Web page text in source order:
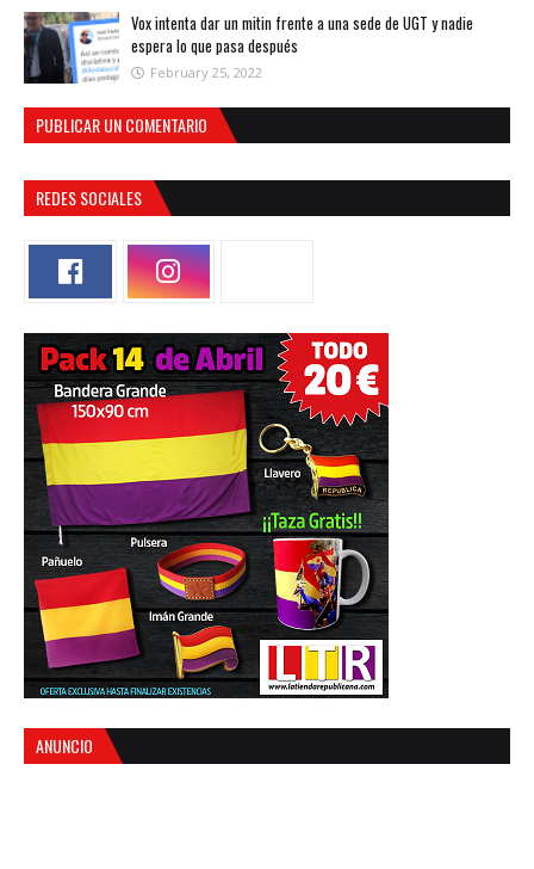
Vox intenta dar un mitin frente a una sede de UGT y nadie
espera lo que pasa después
February 25, 2022
PUBLICAR UN COMENTARIO
REDES SOCIALES
ANUNCIO